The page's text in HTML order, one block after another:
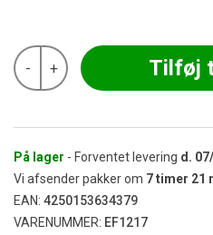
-
e.waXX
by
EHLE
Size
Large
(240
mm)
antal
+ Tilføj
På lager - Forventet levering d.
Vi afsender pakker om 7timer 21
EAN: 4250153634379
VARENUMMER: EF1217